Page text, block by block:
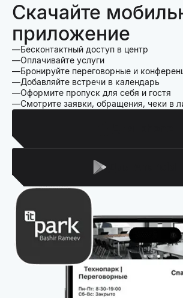
Скачайте
приложение
Бесконтактный доступ в центр
Оплачивайте услуги
Бронируйте переговорные и
Добавляйте встречи в календарь
Оформите пропуск для себя и гостя
Смотрите заявки, обращения, чеки в